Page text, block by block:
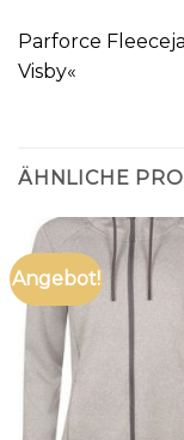
Parforce
Visby«
ÄHNLICHE
Angebot!